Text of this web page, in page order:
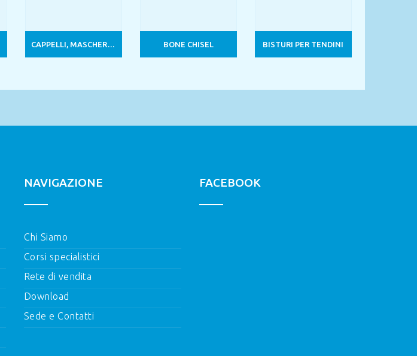
CAPPELLI, MASCHERA E COLLARE ANTI-X BONE CHISEL BISTURI PER TENDINI
NAVIGAZIONE
Chi Siamo
Corsi specialistici
Rete di vendita
Download
Sede e Contatti
FACEBOOK